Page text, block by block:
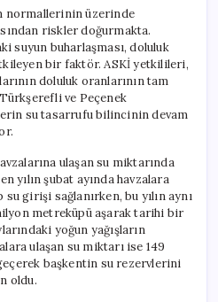
normallerinin üzerinde
riskler doğurmakta.
suyun buharlaşması, doluluk
bir faktör. ASKİ yetkilileri,
doluluk oranlarının tam
ve Peçenek
su tasarrufu bilincinin devam
ulaşan su miktarında
yılın şubat ayında havzalara
girişi sağlanırken, bu yılın aynı
metreküpü aşarak tarihi bir
yoğun yağışların
ulaşan su miktarı ise 149
başkentin su rezervlerini
oldu.